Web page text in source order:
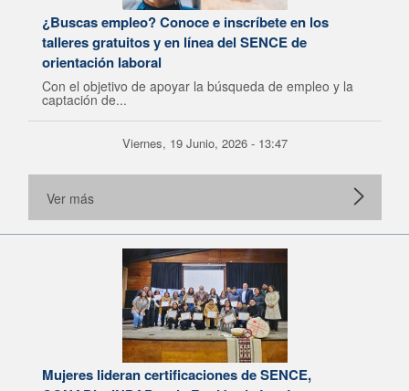
¿Buscas empleo? Conoce e inscríbete en los
talleres gratuitos y en línea del SENCE de
orientación laboral
Con el objetivo de apoyar la búsqueda de empleo y la
captación de...
Viernes, 19 Junio, 2026 - 13:47
Ver más
Mujeres lideran certificaciones de SENCE,